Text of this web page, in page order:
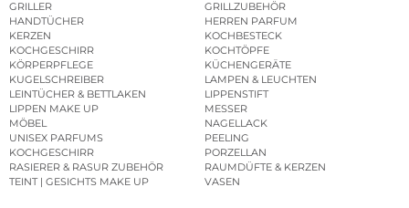
GRILLER
GRILLZUBEHÖR
HANDTÜCHER
HERREN PARFUM
KERZEN
KOCHBESTECK
KOCHGESCHIRR
KOCHTÖPFE
KÖRPERPFLEGE
KÜCHENGERÄTE
KUGELSCHREIBER
LAMPEN & LEUCHTEN
LEINTÜCHER & BETTLAKEN
LIPPENSTIFT
LIPPEN MAKE UP
MESSER
MÖBEL
NAGELLACK
UNISEX PARFUMS
PEELING
KOCHGESCHIRR
PORZELLAN
RASIERER & RASUR ZUBEHÖR
RAUMDÜFTE & KERZEN
TEINT | GESICHTS MAKE UP
VASEN